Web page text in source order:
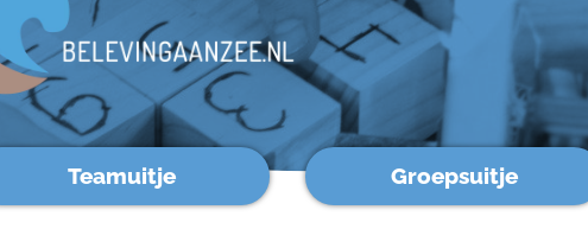
Teamuitje Groepsuitje